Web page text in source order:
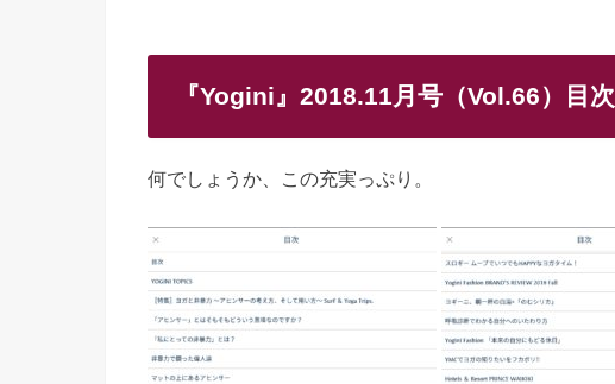
『Yogini』2018.11月号（Vol.66）目次
何でしょうか、この充実っぷり。